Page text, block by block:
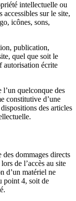
intellectuelle ou
accessibles sur le site,
icônes, sons,
publication,
quel que soit le
autorisation écrite
quelconque des
constitutive d’une
des articles
dommages directs
de l’accès au site
d’un matériel ne
point 4, soit de